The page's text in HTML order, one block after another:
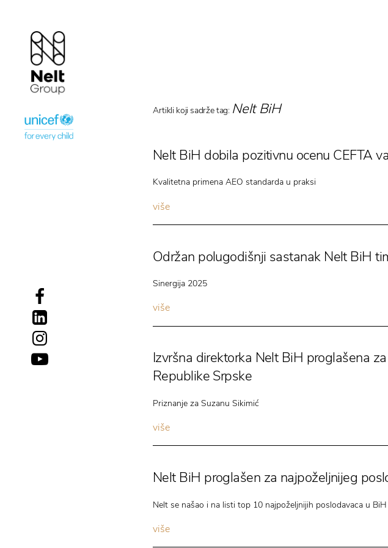
Artikli koji sadrže tag: Nelt BiH
Nelt BiH dobila pozitivnu ocenu CEFTA
Kvalitetna primena AEO standarda u praksi
više
Održan polugodišnji sastanak Nelt BiH
Sinergija 2025
više
Izvršna direktorka Nelt BiH proglašena
Republike Srpske
Priznanje za Suzanu Sikimić
više
Nelt BiH proglašen za najpoželjnijeg
Nelt se našao i na listi top 10 najpoželjnijih poslodavaca u BiH
više